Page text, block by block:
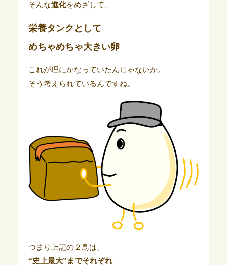
そんな進化をめざして、
栄養タンクとして
めちゃめちゃ大きい卵
これが理にかなっていたんじゃないか。
そう考えられているんですね。
つまり上記の２鳥は、
“史上最大”までそれぞれ